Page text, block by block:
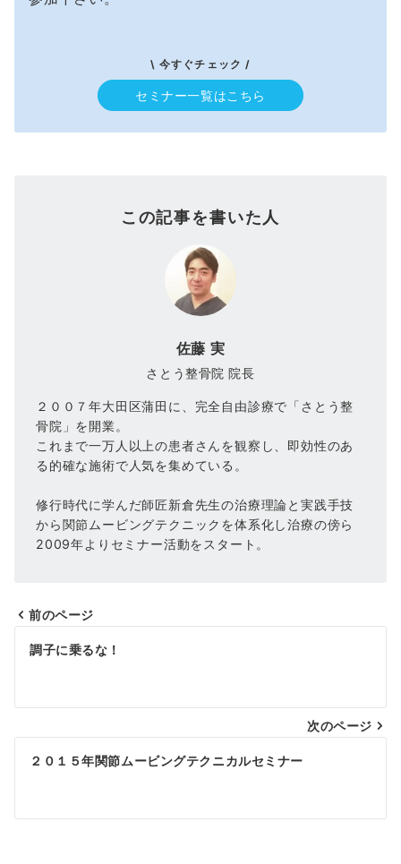
\ 今すぐチェック /
セミナー一覧はこちら
この記事を書いた人
佐藤 実
さとう整骨院 院長
２００７年大田区蒲田に、完全自由診療で「さとう整
骨院」を開業。
これまで一万人以上の患者さんを観察し、即効性のあ
る的確な施術で人気を集めている。
修行時代に学んだ師匠新倉先生の治療理論と実践手技
から関節ムービングテクニックを体系化し治療の傍ら
2009年よりセミナー活動をスタート。
投
ビ
ゲ
シ
前のページ
調子に乗るな！
次のページ
２０１５年関節ムービングテクニカルセミナー